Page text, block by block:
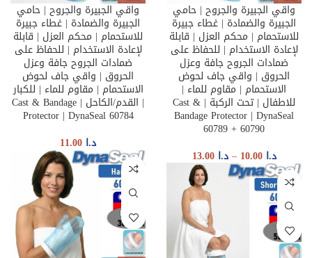
واقي الجبيرة والجروح | حامي
الجبيرة والضمادة | غطاء جبيرة
للاستحمام | محكم العزل | قابلة
لإعادة الاستخدام | للحفاظ على
ضمادات الجروح جافة وعزل
الحروق | واقي جاف لحوض
الاستحمام | مقاوم للماء |
للاطفال | تحت الركبة | Cast &
Bandage Protector | DynaSeal
60789 + 60790
د.ا 10.00
–د.ا 13.00
واقي الجبيرة والجروح | حامي
الجبيرة والضمادة | غطاء جبيرة
للاستحمام | محكم العزل | قابلة
لإعادة الاستخدام | للحفاظ على
ضمادات الجروح جافة وعزل
الحروق | واقي جاف لحوض
الاستحمام | مقاوم للماء | للكبار
| القدم/الكاحل | Cast & Bandage
Protector | DynaSeal 60784
د.ا 11.00